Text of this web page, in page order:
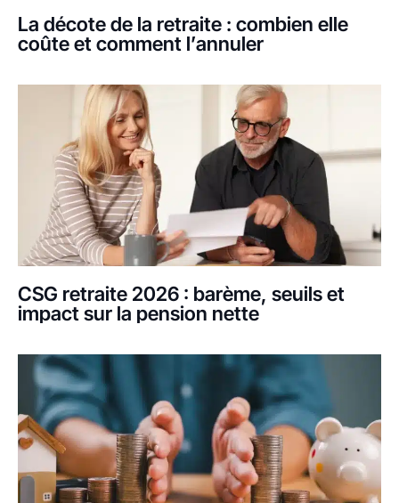
La décote de la retraite : combien elle
coûte et comment l’annuler
CSG retraite 2026 : barème, seuils et
impact sur la pension nette